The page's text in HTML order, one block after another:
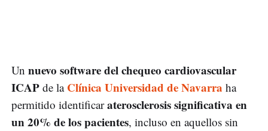
Un nuevo software del chequeo cardiovascular
ICAP de la Clínica Universidad de Navarra ha
permitido identificaraterosclerosis significativa en
un 20% de los pacientes, incluso en aquellos sin